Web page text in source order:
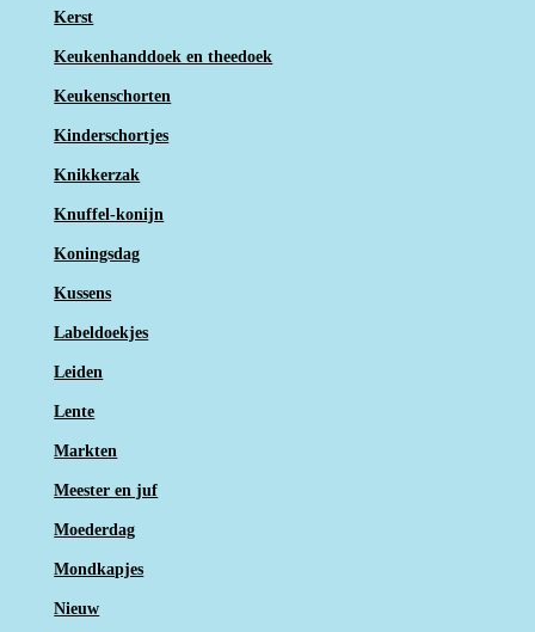
Kerst
Keukenhanddoek en theedoek
Keukenschorten
Kinderschortjes
Knikkerzak
Knuffel-konijn
Koningsdag
Kussens
Labeldoekjes
Leiden
Lente
Markten
Meester en juf
Moederdag
Mondkapjes
Nieuw